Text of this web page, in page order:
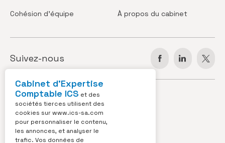
Cohésion d’équipe À propos du cabinet
Suivez-nous
JOBS
VIDÉOS
OUTILS
Cabinet d’Expertise
Comptable ICS et des
sociétés tierces utilisent des
cookies surwww.ics-sa.com
pour personnaliser le contenu,
les annonces, et analyser le
trafic. Vos données de